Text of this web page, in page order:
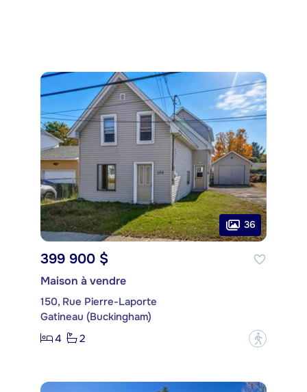
36
399 900 $
Maison à vendre
150, Rue Pierre-Laporte
Gatineau (Buckingham)
4
2 ?